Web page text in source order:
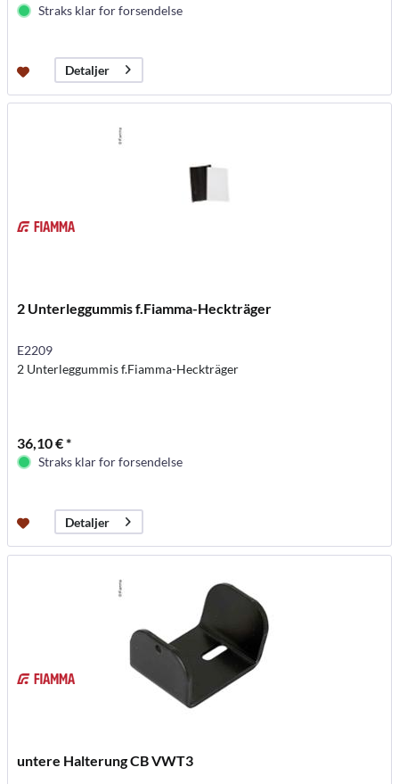
Straks klar for forsendelse
Detaljer
2 Unterleggummis f.Fiamma-Heckträger
E2209
2 Unterleggummis f.Fiamma-Heckträger
36,10 € *
Straks klar for forsendelse
Detaljer
untere Halterung CB VWT3